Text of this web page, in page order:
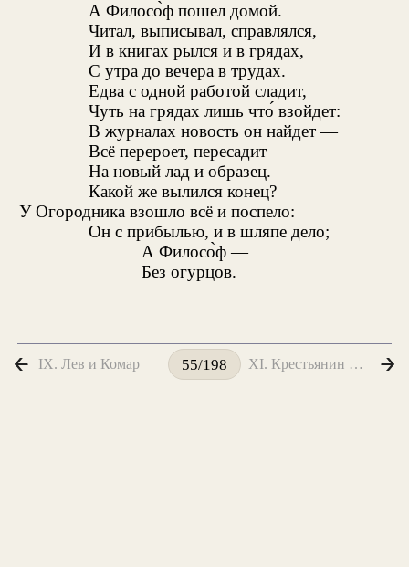
А Филосо̀ф пошел домой.
Читал, выписывал, справлялся,
И в книгах рылся и в грядах,
С утра до вечера в трудах.
Едва с одной работой сладит,
Чуть на грядах лишь что́ взойдет:
В журналах новость он найдет —
Всё перероет, пересадит
На новый лад и образец.
Какой же вылился конец?
У Огородника взошло всё и поспело:
Он с прибылью, и в шляпе дело;
А Филосо̀ф —
Без огурцов.
IX. Лев и Комар 55/198 XI. Крестьянин и Лисица